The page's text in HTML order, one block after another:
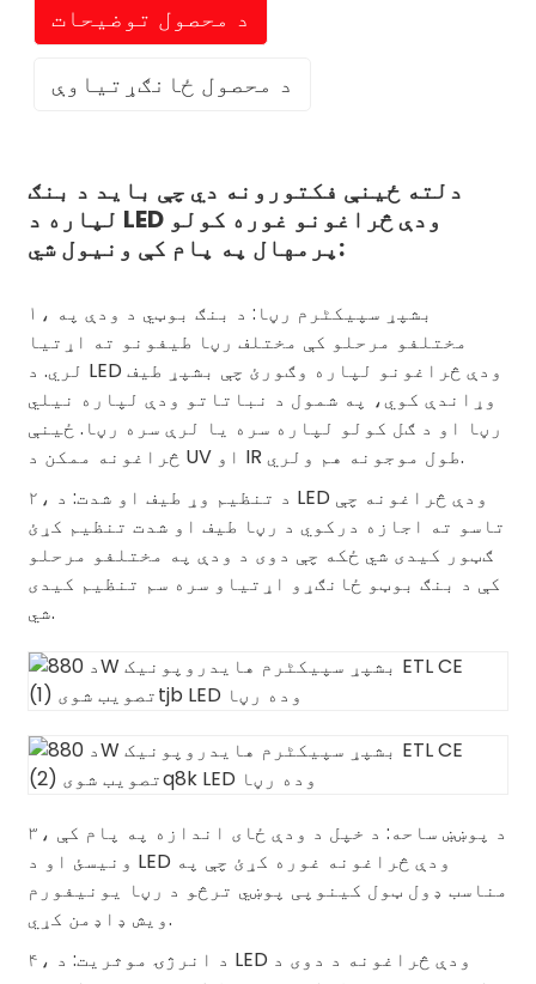
د محصول توضیحات
د محصول ځانګړتیاوې
دلته ځینې فکتورونه دي چې باید د بنګ
لپاره د LED ودې څراغونو غوره کولو
پرمهال په پام کې ونیول شي:
۱، بشپړ سپیکٹرم رڼا: د بنګ بوټي د ودې په
مختلفو مرحلو کې مختلف رڼا طیفونو ته اړتیا
لري. د LED ودې څراغونو لپاره وګورئ چې بشپړ طیف
وړاندې کوي، په شمول د نباتاتو ودې لپاره نیلي
رڼا او د ګل کولو لپاره سره یا لرې سره رڼا. ځینې
څراغونه ممکن د UV او IR طول موجونه هم ولري.
۲، د تنظیم وړ طیف او شدت: د LED ودې څراغونه چې
تاسو ته اجازه درکوي د رڼا طیف او شدت تنظیم کړئ
ګټور کیدی شي ځکه چې دوی د ودې په مختلفو مرحلو
کې د بنګ بوټو ځانګړو اړتیاو سره سم تنظیم کیدی
شي.
۳، د پوښښ ساحه: د خپل د ودې ځای اندازه په پام کې
ونیسئ او د LED ودې څراغونه غوره کړئ چې په
مناسب ډول ټول کینوپی پوښي ترڅو د رڼا یونیفورم
ویش ډاډمن کړي.
۴، د انرژۍ موثریت: د LED ودې څراغونه د دوی د